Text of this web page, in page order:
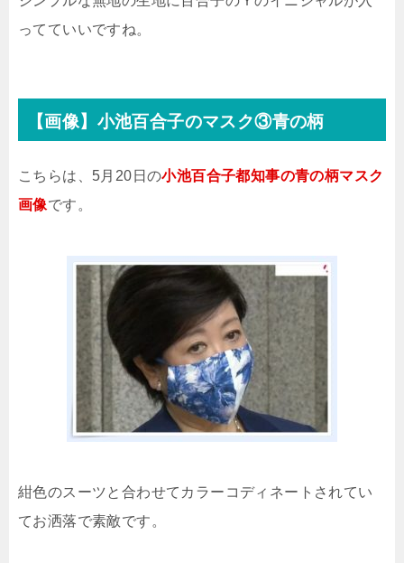
ってていいですね。
【画像】小池百合子のマスク③青の柄
こちらは、5月20日の小池百合子都知事の青の柄マスク
画像です。
紺色のスーツと合わせてカラーコディネートされてい
てお洒落で素敵です。